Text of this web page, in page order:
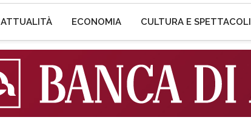
ATTUALITÀ ECONOMIA CULTURA E SPETTACOLI